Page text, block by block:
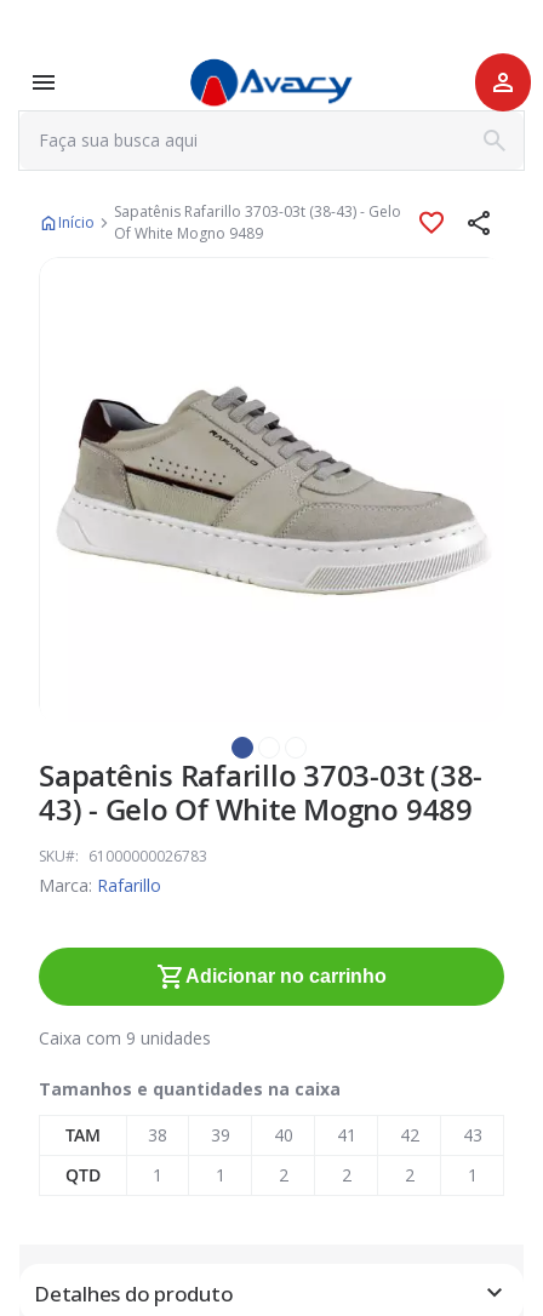
Início
Sapatênis Rafarillo 3703-03t (38-43) - Gelo
Of White Mogno 9489
Galeria
imagens
Saltar
para
o
início
da
imagens
Sapatênis Rafarillo 3703-03t (38-
43) - Gelo Of White Mogno 9489
SKU 61000000026783
Marca: Rafarillo
Adicionar no carrinho
Caixa com 9 unidades
Tamanhos e quantidades na caixa
TAM
38 39 40 41 42
43
QTD
1 1 2 2 2 1
Detalhes do produto